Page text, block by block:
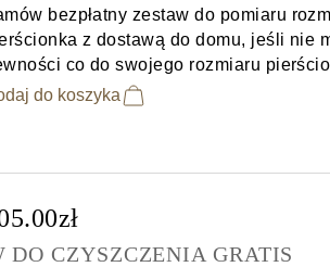
bezpłatny zestaw do pomiaru
z dostawą do domu, jeśli nie
co do swojego rozmiaru
do koszyka
DO CZYSZCZENIA GRATIS